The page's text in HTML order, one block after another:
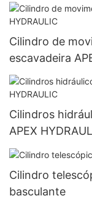
Cilindro de
escavadeira
Cilindros
APEX
Cilindro
basculante